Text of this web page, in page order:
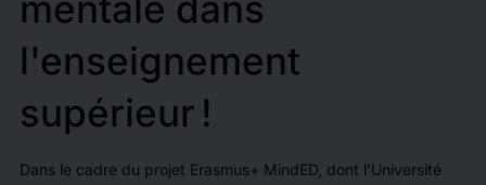
l'enseignement
supérieur !
Dans le cadre du projet Erasmus+ MindED, dont l'Université